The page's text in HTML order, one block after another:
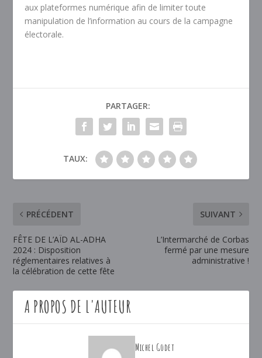
aux plateformes numérique afin de limiter toute
manipulation de l’information au cours de la campagne
électorale.
PARTAGER:
TAUX:
PRÉCÉDENT
FÊTE DE L’AÏD AL-ADHA
2024 : Disposition
réglementaires relatives à
la célébration de cette fête
SUIVANT
L’Intermarché de Corbas
fermé par une mesure
administrative !
A PROPOS DE L'AUTEUR
Michel Godet